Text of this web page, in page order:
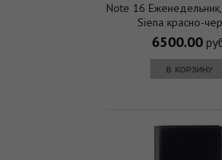
Note 16
Siena красно-
6500.00
в корзину